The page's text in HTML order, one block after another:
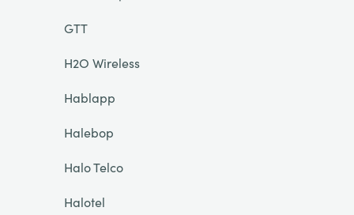
GTT
H2O Wireless
Hablapp
Halebop
Halo Telco
Halotel